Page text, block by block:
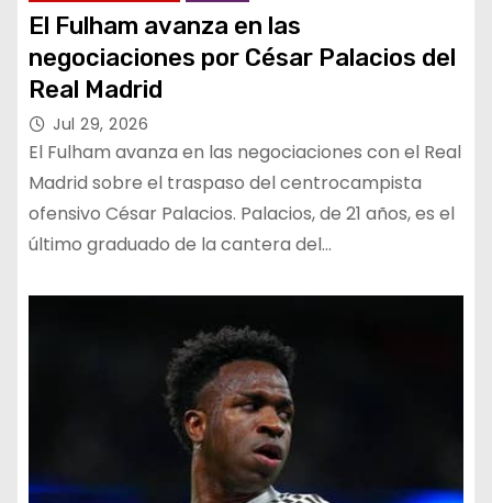
El Fulham avanza en las
negociaciones por César Palacios del
Real Madrid
Jul 29, 2026
El Fulham avanza en las negociaciones con el Real
Madrid sobre el traspaso del centrocampista
ofensivo César Palacios. Palacios, de 21 años, es el
último graduado de la cantera del…